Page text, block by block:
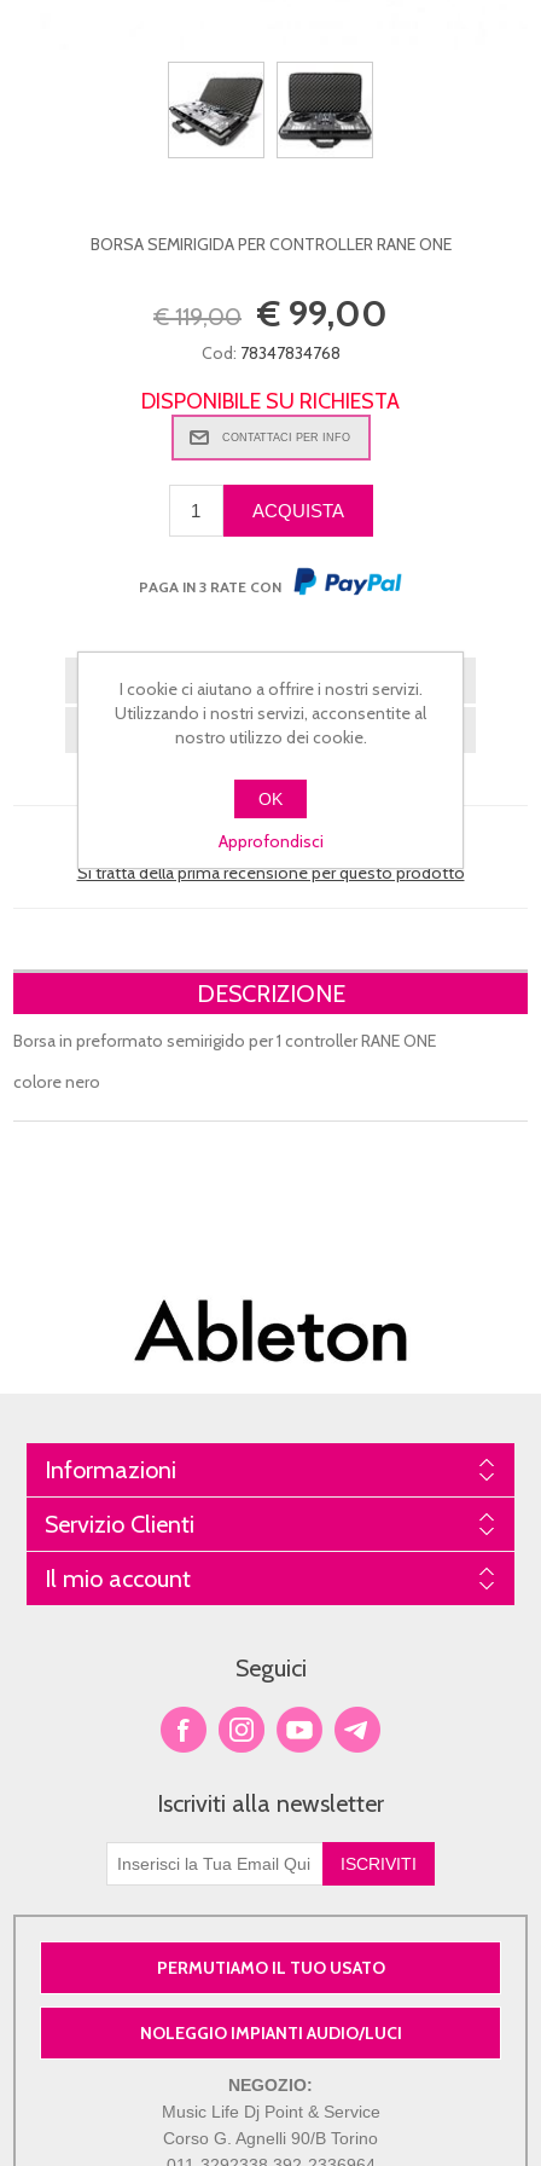
BORSA SEMIRIGIDA PER CONTROLLER RANE ONE
€ 119,00 € 99,00
Cod: 78347834768
DISPONIBILE SU RICHIESTA
PAGA IN 3 RATE CON
Si tratta della prima recensione per questo prodotto
DESCRIZIONE
Borsa in preformato semirigido per 1 controller RANE ONE
colore nero
Informazioni
Servizio Clienti
Il mio account
Seguici
Iscriviti alla newsletter
PERMUTIAMO IL TUO USATO
NOLEGGIO IMPIANTI AUDIO/LUCI
NEGOZIO:
Music Life Dj Point & Service
Corso G. Agnelli 90/B Torino
I cookie ci aiutano a offrire i nostri servizi.
Utilizzando i nostri servizi, acconsentite al
nostro utilizzo dei cookie.
OK
Approfondisci